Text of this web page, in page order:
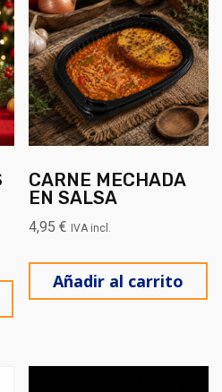
CARNE MECHADA
EN SALSA
4,95€ IVA incl.
Añadir al carrito